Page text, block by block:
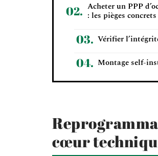
Acheter un PPP
: les pièges concrets
Vérifier
Montage self-
cœur